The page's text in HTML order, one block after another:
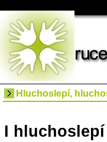
Hluchoslepí,
I